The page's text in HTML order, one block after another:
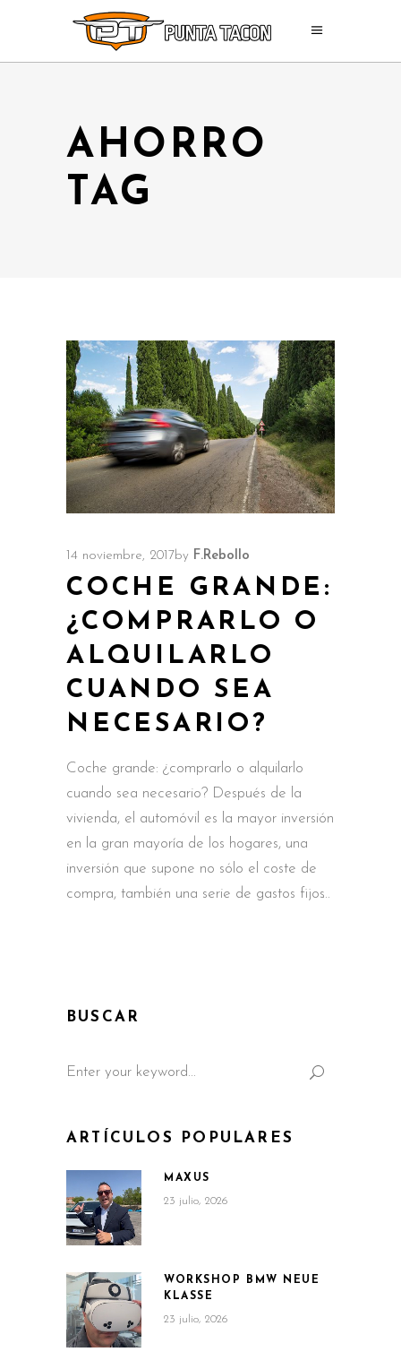
AHORRO
TAG
14 noviembre, 2017 by F.Rebollo
COCHE GRANDE:
¿COMPRARLO O
ALQUILARLO
CUANDO SEA
NECESARIO?
Coche grande: ¿comprarlo o alquilarlo
cuando sea necesario? Después de la
vivienda, el automóvil es la mayor inversión
en la gran mayoría de los hogares, una
inversión que supone no sólo el coste de
compra, también una serie de gastos fijos
BUSCAR
for:
ARTÍCULOS POPULARES
MAXUS
23 julio, 2026
WORKSHOP BMW NEUE
KLASSE
23 julio, 2026